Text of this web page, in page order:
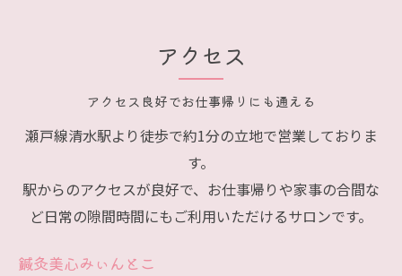
アクセス
アクセス良好でお仕事帰りにも通える
瀬戸線清水駅より徒歩で約1分の立地で営業しておりま
す。
駅からのアクセスが良好で、お仕事帰りや家事の合間な
ど日常の隙間時間にもご利用いただけるサロンです。
鍼灸美心みぃんとこ